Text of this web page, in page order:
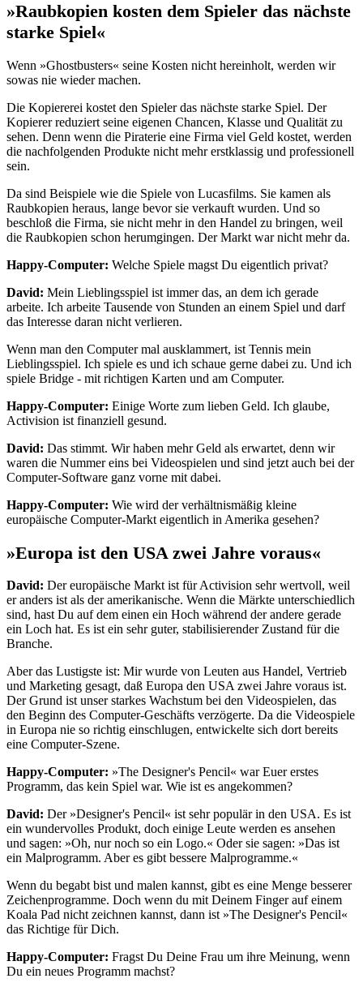
»Raubkopien kosten dem Spieler das nächste
starke Spiel«
Wenn »Ghostbusters« seine Kosten nicht hereinholt, werden wir
sowas nie wieder machen.
Die Kopiererei kostet den Spieler das nächste starke Spiel. Der
Kopierer reduziert seine eigenen Chancen, Klasse und Qualität zu
sehen. Denn wenn die Piraterie eine Firma viel Geld kostet, werden
die nachfolgenden Produkte nicht mehr erstklassig und professionell
sein.
Da sind Beispiele wie die Spiele von Lucasfilms. Sie kamen als
Raubkopien heraus, lange bevor sie verkauft wurden. Und so
beschloß die Firma, sie nicht mehr in den Handel zu bringen, weil
die Raubkopien schon herumgingen. Der Markt war nicht mehr da.
Happy-Computer: Welche Spiele magst Du eigentlich privat?
David: Mein Lieblingsspiel ist immer das, an dem ich gerade
arbeite. Ich arbeite Tausende von Stunden an einem Spiel und darf
das Interesse daran nicht verlieren.
Wenn man den Computer mal ausklammert, ist Tennis mein
Lieblingsspiel. Ich spiele es und ich schaue gerne dabei zu. Und ich
spiele Bridge - mit richtigen Karten und am Computer.
Happy-Computer: Einige Worte zum lieben Geld. Ich glaube,
Activision ist finanziell gesund.
David: Das stimmt. Wir haben mehr Geld als erwartet, denn wir
waren die Nummer eins bei Videospielen und sind jetzt auch bei der
Computer-Software ganz vorne mit dabei.
Happy-Computer: Wie wird der verhältnismäßig kleine
europäische Computer-Markt eigentlich in Amerika gesehen?
»Europa ist den USA zwei Jahre voraus«
David: Der europäische Markt ist für Activision sehr wertvoll, weil
er anders ist als der amerikanische. Wenn die Märkte unterschiedlich
sind, hast Du auf dem einen ein Hoch während der andere gerade
ein Loch hat. Es ist ein sehr guter, stabilisierender Zustand für die
Branche.
Aber das Lustigste ist: Mir wurde von Leuten aus Handel, Vertrieb
und Marketing gesagt, daß Europa den USA zwei Jahre voraus ist.
Der Grund ist unser starkes Wachstum bei den Videospielen, das
den Beginn des Computer-Geschäfts verzögerte. Da die Videospiele
in Europa nie so richtig einschlugen, entwickelte sich dort bereits
eine Computer-Szene.
Happy-Computer: »The Designer's Pencil« war Euer erstes
Programm, das kein Spiel war. Wie ist es angekommen?
David: Der »Designer's Pencil« ist sehr populär in den USA. Es ist
ein wundervolles Produkt, doch einige Leute werden es ansehen
und sagen: »Oh, nur noch so ein Logo.« Oder sie sagen: »Das ist
ein Malprogramm. Aber es gibt bessere Malprogramme.«
Wenn du begabt bist und malen kannst, gibt es eine Menge besserer
Zeichenprogramme. Doch wenn du mit Deinem Finger auf einem
Koala Pad nicht zeichnen kannst, dann ist »The Designer's Pencil«
das Richtige für Dich.
Happy-Computer: Fragst Du Deine Frau um ihre Meinung, wenn
Du ein neues Programm machst?